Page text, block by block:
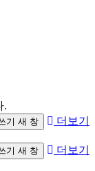
.
기 새 창 더보기
기 새 창 더보기